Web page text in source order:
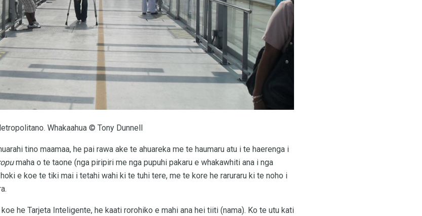
Whakaahua © Tony Dunnell
tino maamaa, he pai rawa ake te ahuareka me te haumaru atu i te haerenga i
maha o te taone (nga piripiri me nga pupuhi pakaru e whakawhiti ana i nga
e koe te tiki mai i tetahi wahi ki te tuhi tere, me te kore he raruraru ki te noho i
he Tarjeta Inteligente, he kaati rorohiko e mahi ana hei tiiti (nama). Ko te utu kati